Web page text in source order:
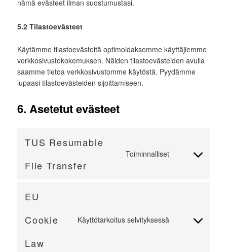
nämä evästeet ilman suostumustasi.
5.2 Tilastoevästeet
Käytämme tilastoevästeitä optimoidaksemme käyttäjiemme
verkkosivustokokemuksen. Näiden tilastoevästeiden avulla
saamme tietoa verkkosivustomme käytöstä. Pyydämme
lupaasi tilastoevästeiden sijoittamiseen.
6. Asetetut evästeet
TUS Resumable
File Transfer
Toiminnalliset
Consent
transfer
EU
Cookie
Law
Käyttötarkoitus selvityksessä
Consent